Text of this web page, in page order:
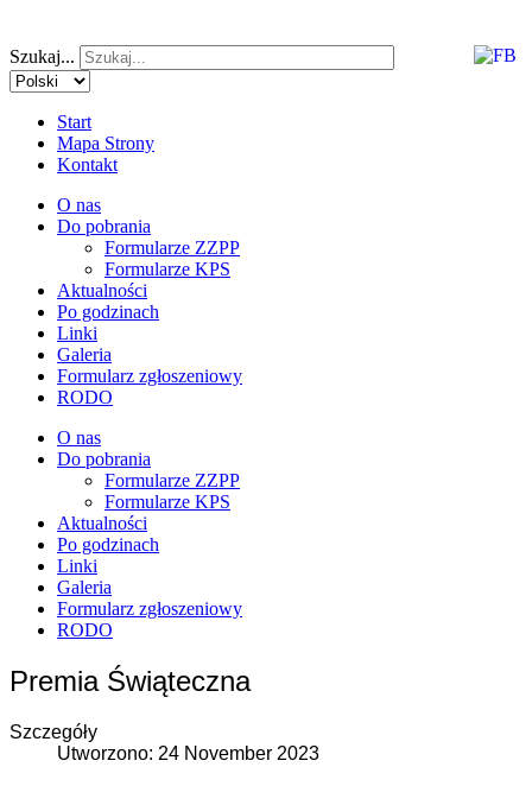
Szukaj...
Start
Mapa Strony
Kontakt
O nas
Do pobrania
Formularze ZZPP
Formularze KPS
Aktualności
Po godzinach
Linki
Galeria
Formularz zgłoszeniowy
RODO
O nas
Do pobrania
Formularze ZZPP
Formularze KPS
Aktualności
Po godzinach
Linki
Galeria
Formularz zgłoszeniowy
RODO
Premia Świąteczna
Szczegóły
Utworzono: 24 November 2023